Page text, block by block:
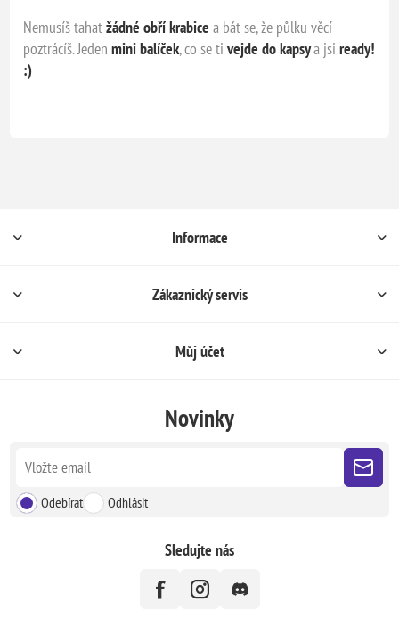
Nemusíš tahatžádné obří krabice a bát se, že půlku věcí
poztrácíš. Jedenmini balíček, co se tivejde do kapsya jsi ready!
:)
Informace
Zákaznický servis
Můj účet
Novinky
Odebírat Odhlásit
Sledujte nás